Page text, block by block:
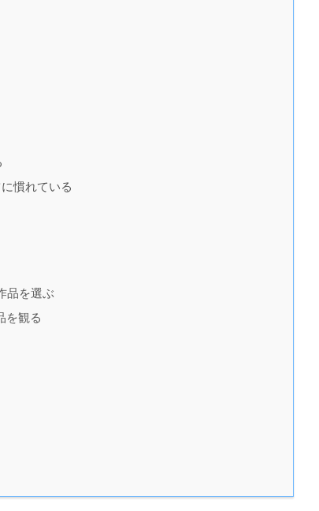
慣れている
品を選ぶ
を観る